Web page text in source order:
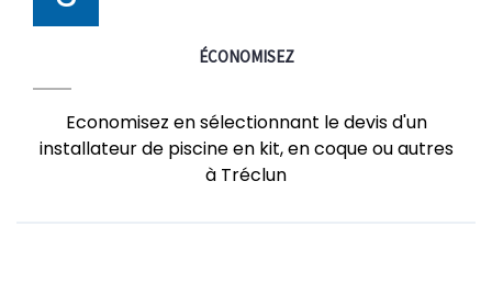
ÉCONOMISEZ
Economisez en sélectionnant le devis d'un
installateur de piscine en kit, en coque ou autres
à Tréclun